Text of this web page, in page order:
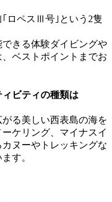
｢ロペスⅢ号｣という2隻
きる体験ダイビングや
ベストポイントまでお
ビティの種類は
る美しい西表島の海を
ケリング、マイナスイ
ヌーやトレッキングな
す。